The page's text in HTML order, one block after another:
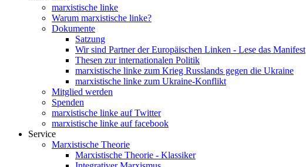
marxistische linke
Warum marxistische linke?
Dokumente
Satzung
Wir sind Partner der Europäischen Linken - Lese das Manifest
Thesen zur internationalen Politik
marxistische linke zum Krieg Russlands gegen die Ukraine
marxistische linke zum Ukraine-Konflikt
Mitglied werden
Spenden
marxistische linke auf Twitter
marxistische linke auf facebook
Service
Marxistische Theorie
Marxistische Theorie - Klassiker